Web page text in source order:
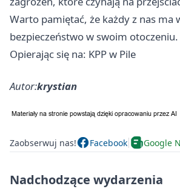
Warto pamiętać, że każdy z nas ma
bezpieczeństwo w swoim otoczeniu.
Opierając się na: KPP w Pile
Autor:krystian
Zaobserwuj nas! Facebook Google
Nadchodzące wydarzenia